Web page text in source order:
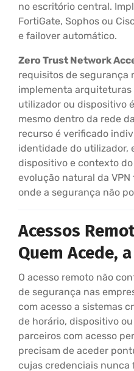
no escritório central.
FortiGate, Sophos ou
e failover automático.
Zero Trust Network
requisitos de segurança
implementa
utilizador ou dispositivo
mesmo dentro da rede
recurso é verificado
identidade do utilizador,
dispositivo e contexto do
evolução natural da
onde a segurança não
Acessos
Quem Acede,
O acesso remoto não
de segurança nas
com acesso a sistemas
de horário, dispositivo
parceiros com acesso
precisam de aceder
cujas credenciais nunca